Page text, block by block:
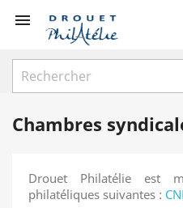

Chambres
Drouet Philatélie est
philatéliques suivantes :